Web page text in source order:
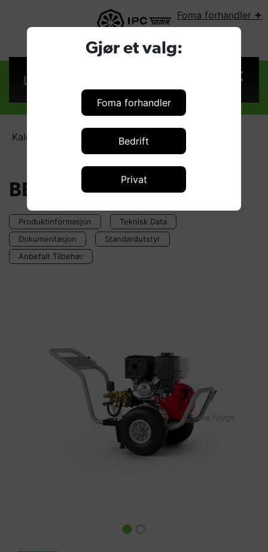
Gjør et valg:
Foma forhandler
Bedrift
Privat
Foma forhandler +
VELG LAND:
Logg inn
Kaldtvannsvaskere BENZ-C H2013Pi P
BENZ-C H2013Pi P
Produktinformasjon
Teknisk Data
Dokumentasjon
Standardutstyr
Anbefalt Tilbehør